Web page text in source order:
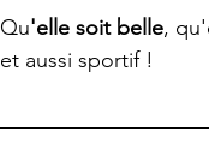
Qu'elle soit belle,
et aussi sportif !